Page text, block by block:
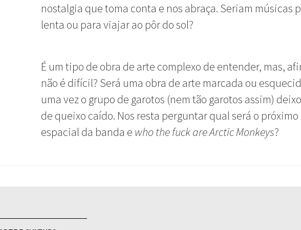
nostalgia que toma conta e nos abraça. Seriam músicas
lenta ou para viajar ao pôr do sol?
É um tipo de obra de arte complexo de entender, mas,
não é difícil? Será uma obra de arte marcada ou
uma vez o grupo de garotos (nem tão garotos assim)
de queixo caído. Nos resta perguntar qual será o
espacial da banda e who the fuck are Arctic Monkeys?